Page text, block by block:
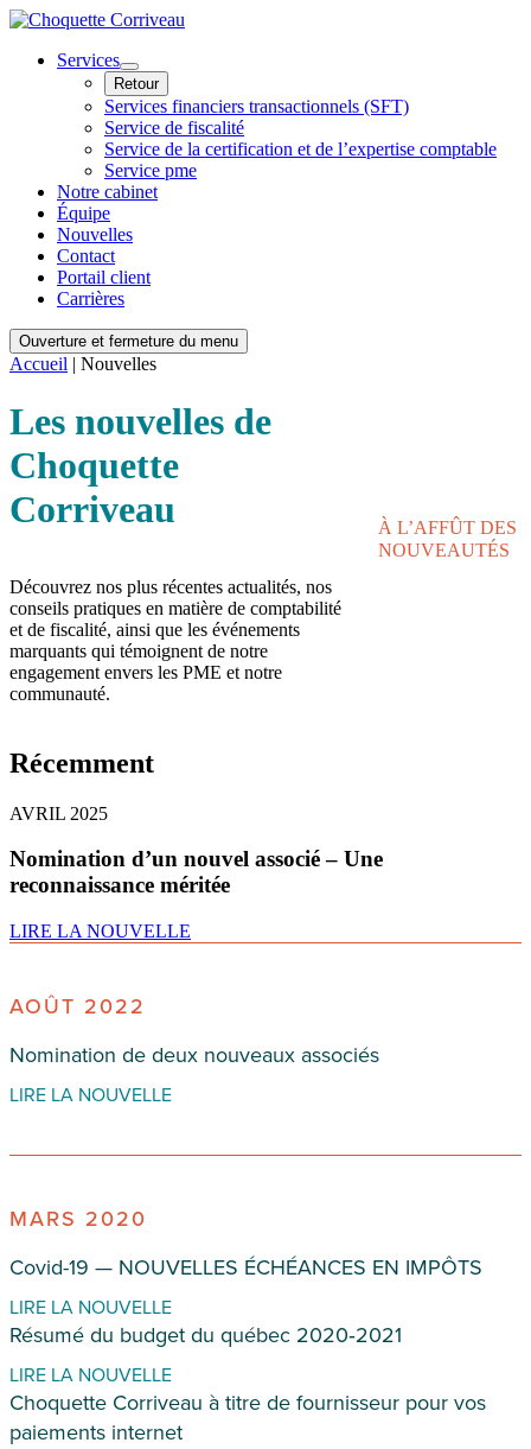
Services
Retour
Services financiers transactionnels (SFT)
Service de fiscalité
Service de la certification et de l’expertise comptable
Service pme
Notre cabinet
Équipe
Nouvelles
Contact
Portail client
Carrières
Ouverture et fermeture du menu
Accueil | Nouvelles
Les nouvelles de
Choquette
Corriveau
Découvrez nos plus récentes actualités, nos
conseils pratiques en matière de comptabilité
et de fiscalité, ainsi que les événements
marquants qui témoignent de notre
engagement envers les PME et notre
communauté.
À L’AFFÛT DES
NOUVEAUTÉS
Récemment
AVRIL 2025
Nomination d’un nouvel associé – Une
reconnaissance méritée
LIRE LA NOUVELLE
AOÛT 2022
Nomination de deux nouveaux associés
LIRE LA NOUVELLE
MARS 2020
Covid-19 — NOUVELLES ÉCHÉANCES EN IMPÔTS
LIRE LA NOUVELLE
Résumé du budget du québec 2020‐2021
LIRE LA NOUVELLE
Choquette Corriveau à titre de fournisseur pour vos
paiements internet